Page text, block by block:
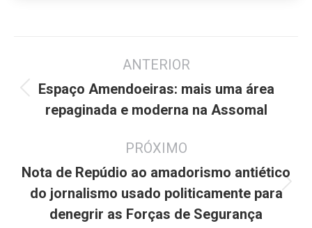
post:
ANTERIOR
Post
anterior:
Espaço Amendoeiras: mais uma área
repaginada e moderna na Assomal
PRÓXIMO
Próximo
post:
Nota de Repúdio ao amadorismo antiético
do jornalismo usado politicamente para
denegrir as Forças de Segurança